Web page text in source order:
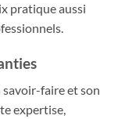
pratique aussi
savoir-faire et son
expertise,